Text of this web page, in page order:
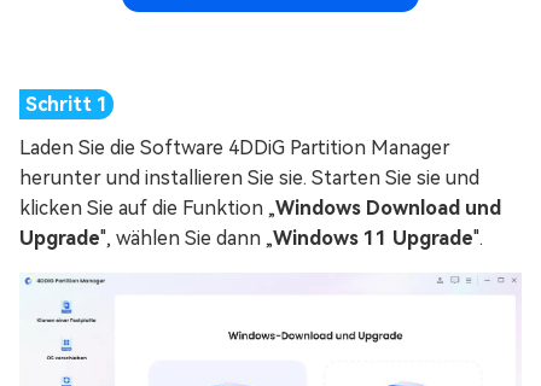
Laden Sie die Software 4DDiG Partition Manager
herunter und installieren Sie sie. Starten Sie sie und
klicken Sie auf die Funktion „Windows Download und
Upgrade", wählen Sie dann „Windows 11 Upgrade".